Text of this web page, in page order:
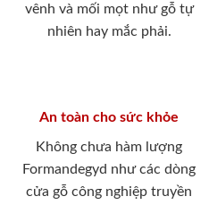
vênh và mối mọt như gỗ tự
nhiên hay mắc phải.
An toàn cho sức khỏe
Không chưa hàm lượng
Formandegyd như các dòng
cửa gỗ công nghiệp truyền